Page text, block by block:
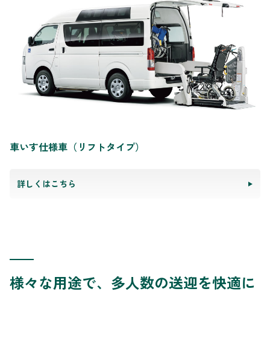
車いす仕様車（リフトタイプ）
詳しくはこちら
様々な用途で、多人数の送迎を快適に